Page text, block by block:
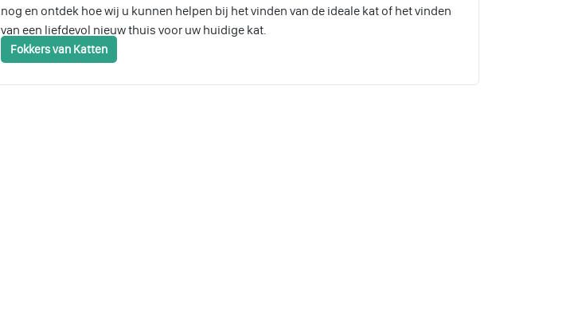
nog en ontdek hoe wij u kunnen helpen bij het vinden van de ideale kat of het vinden
van een liefdevol nieuw thuis voor uw huidige kat.
Fokkers van Katten